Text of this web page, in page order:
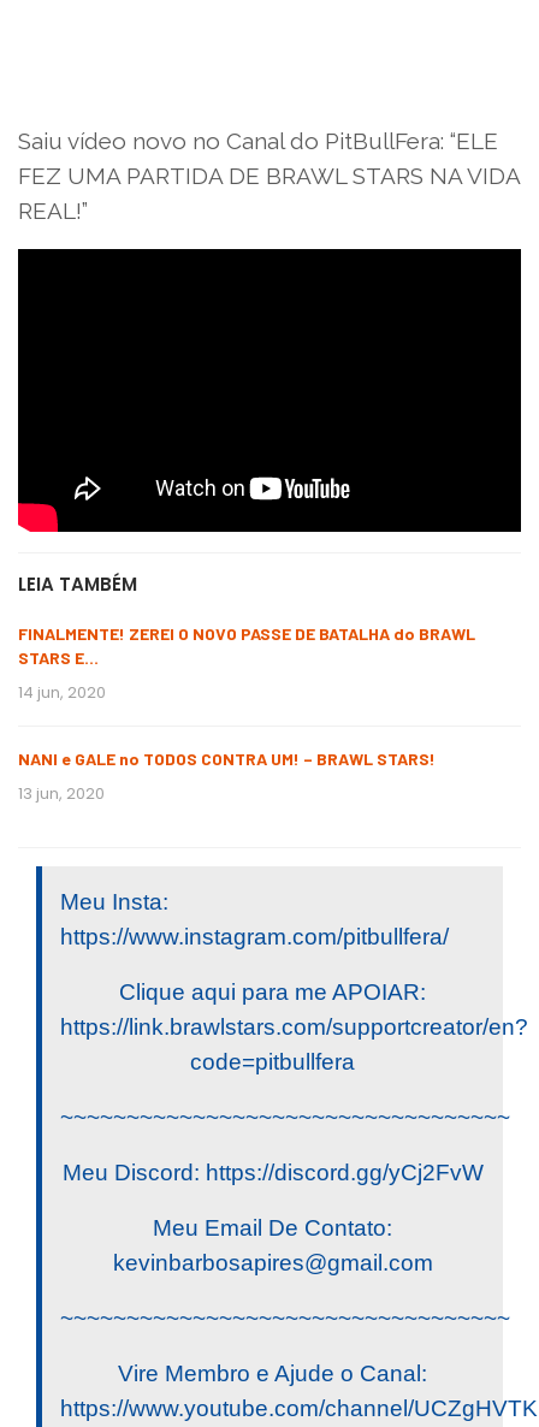
Saiu vídeo novo no Canal do PitBullFera: “ELE
FEZ UMA PARTIDA DE BRAWL STARS NA VIDA
REAL!”
LEIA TAMBÉM
FINALMENTE! ZEREI O NOVO PASSE DE BATALHA do BRAWL
STARS E…
14 jun, 2020
NANI e GALE no TODOS CONTRA UM! – BRAWL STARS!
13 jun, 2020
Meu Insta:
https://www.instagram.com/pitbullfera/
Clique aqui para me APOIAR:
https://link.brawlstars.com/supportcreator/en?
code=pitbullfera
~~~~~~~~~~~~~~~~~~~~~~~~~~~~~~~~~~
Meu Discord: https://discord.gg/yCj2FvW
Meu Email De Contato:
kevinbarbosapires@gmail.com
~~~~~~~~~~~~~~~~~~~~~~~~~~~~~~~~~~
Vire Membro e Ajude o Canal:
https://www.youtube.com/channel/